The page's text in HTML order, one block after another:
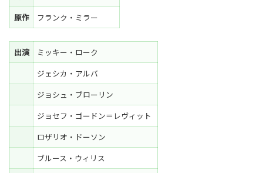
原作
フランク・ミラー
出演
ミッキー・ローク
ジェシカ・アルバ
ジョシュ・ブローリン
ジョセフ・ゴードン＝レヴィット
ロザリオ・ドーソン
ブルース・ウィリス